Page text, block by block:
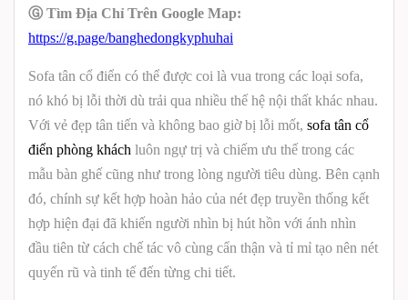
Ⓖ Tìm Địa Chỉ Trên Google Map:
https://g.page/banghedongkyphuhai
Sofa tân cổ điển có thể được coi là vua trong các loại sofa,
nó khó bị lỗi thời dù trải qua nhiều thế hệ nội thất khác nhau.
Với vẻ đẹp tân tiến và không bao giờ bị lỗi mốt, sofa tân cổ
điển phòng khách luôn ngự trị và chiếm ưu thế trong các
mẫu bàn ghế cũng như trong lòng người tiêu dùng. Bên cạnh
đó, chính sự kết hợp hoàn hảo của nét đẹp truyền thống kết
hợp hiện đại đã khiến người nhìn bị hút hồn với ánh nhìn
đầu tiên từ cách chế tác vô cùng cẩn thận và tỉ mỉ tạo nên nét
quyến rũ và tinh tế đến từng chi tiết.